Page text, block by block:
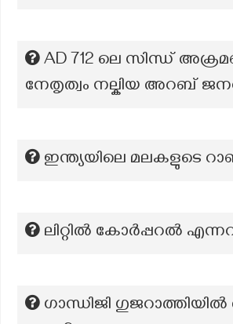
AD 712 ലെ സിന്ധ്
നേതൃത്വം നല്കിയ അറബ്
ഇന്ത്യയിലെ മലകളുടെ
ലിറ്റിൽ കോർപ്പറൽ
ഗാന്ധിജി ഗുജറാത്തിയിൽ